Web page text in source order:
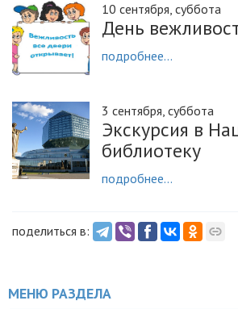
10 сентября, суббота
День
подробнее...
3 сентября, суббота
Экскурсия в
библиотеку
подробнее...
поделиться в:
МЕНЮ РАЗДЕЛА